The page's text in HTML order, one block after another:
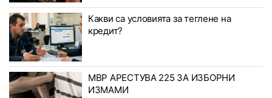
Какви са условията за теглене на
кредит?
МВР АРЕСТУВА 225 ЗА ИЗБОРНИ
ИЗМАМИ